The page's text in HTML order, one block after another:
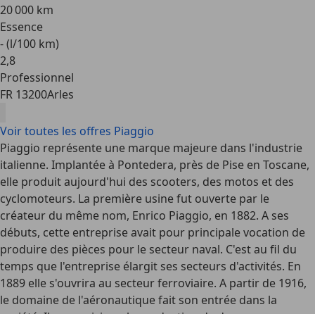
20 000 km
Essence
- (l/100 km)
2,8
Professionnel
FR 13200Arles
Voir toutes les offres Piaggio
Piaggio représente une marque majeure dans l'industrie
italienne. Implantée à Pontedera, près de Pise en Toscane,
elle produit aujourd'hui des scooters, des motos et des
cyclomoteurs. La première usine fut ouverte par le
créateur du même nom, Enrico Piaggio, en 1882. A ses
débuts, cette entreprise avait pour principale vocation de
produire des pièces pour le secteur naval. C'est au fil du
temps que l'entreprise élargit ses secteurs d'activités. En
1889 elle s'ouvrira au secteur ferroviaire. A partir de 1916,
le domaine de l'aéronautique fait son entrée dans la